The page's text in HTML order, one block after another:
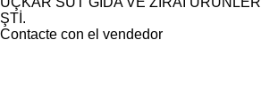
ŞTİ.
Contacte con el vendedor